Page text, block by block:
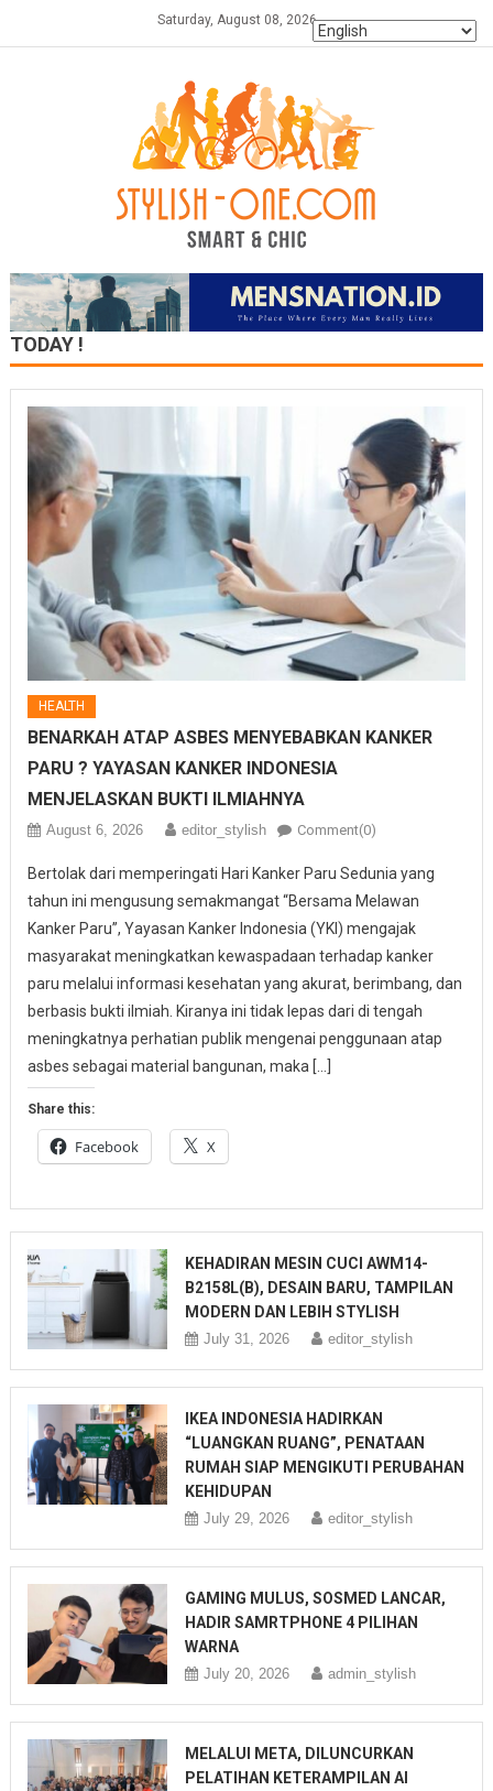
Saturday, August 08, 2026
TODAY !
HEALTH
BENARKAH ATAP ASBES MENYEBABKAN KANKER
PARU ? YAYASAN KANKER INDONESIA
MENJELASKAN BUKTI ILMIAHNYA
August 6, 2026 editor_stylish Comment(0)
Bertolak dari memperingati Hari Kanker Paru Sedunia yang
tahun ini mengusung semakmangat “Bersama Melawan
Kanker Paru”, Yayasan Kanker Indonesia (YKI) mengajak
masyarakat meningkatkan kewaspadaan terhadap kanker
paru melalui informasi kesehatan yang akurat, berimbang, dan
berbasis bukti ilmiah. Kiranya ini tidak lepas dari di tengah
meningkatnya perhatian publik mengenai penggunaan atap
asbes sebagai material bangunan, maka […]
Share this:
Facebook X
KEHADIRAN MESIN CUCI AWM14-
B2158L(B), DESAIN BARU, TAMPILAN
MODERN DAN LEBIH STYLISH
July 31, 2026 editor_stylish
IKEA INDONESIA HADIRKAN
“LUANGKAN RUANG”, PENATAAN
RUMAH SIAP MENGIKUTI PERUBAHAN
KEHIDUPAN
July 29, 2026 editor_stylish
GAMING MULUS, SOSMED LANCAR,
HADIR SAMRTPHONE 4 PILIHAN
WARNA
July 20, 2026 admin_stylish
MELALUI META, DILUNCURKAN
PELATIHAN KETERAMPILAN AI